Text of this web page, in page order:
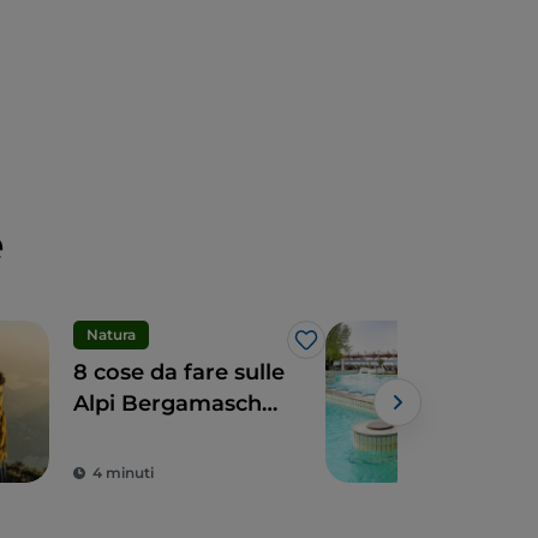
Natura
Like
8 cose da fare sulle
Alpi Bergamasche
bellezza
4 minuti